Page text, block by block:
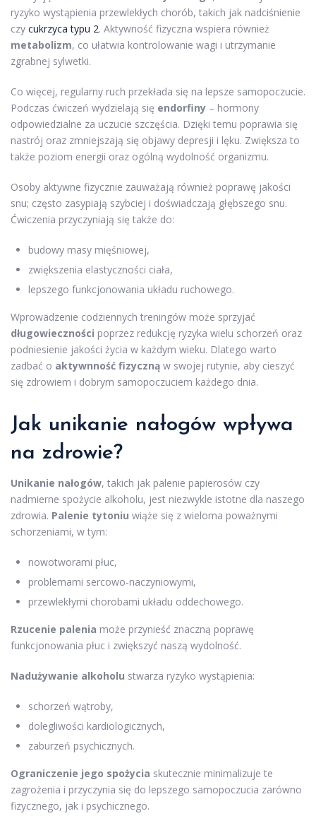
ryzyko wystąpienia przewlekłych chorób, takich jak nadciśnienie
czy cukrzyca typu 2. Aktywność fizyczna wspiera również
metabolizm, co ułatwia kontrolowanie wagi i utrzymanie
zgrabnej sylwetki.
Co więcej, regularny ruch przekłada się na lepsze samopoczucie.
Podczas ćwiczeń wydzielają się endorfiny – hormony
odpowiedzialne za uczucie szczęścia. Dzięki temu poprawia się
nastrój oraz zmniejszają się objawy depresji i lęku. Zwiększa to
także poziom energii oraz ogólną wydolność organizmu.
Osoby aktywne fizycznie zauważają również poprawę jakości
snu; często zasypiają szybciej i doświadczają głębszego snu.
Ćwiczenia przyczyniają się także do:
budowy masy mięśniowej,
zwiększenia elastyczności ciała,
lepszego funkcjonowania układu ruchowego.
Wprowadzenie codziennych treningów może sprzyjać
długowieczności poprzez redukcję ryzyka wielu schorzeń oraz
podniesienie jakości życia w każdym wieku. Dlatego warto
zadbać o aktywnność fizyczną w swojej rutynie, aby cieszyć
się zdrowiem i dobrym samopoczuciem każdego dnia.
Jak unikanie nałogów wpływa
na zdrowie?
Unikanie nałogów, takich jak palenie papierosów czy
nadmierne spożycie alkoholu, jest niezwykle istotne dla naszego
zdrowia. Palenie tytoniu wiąże się z wieloma poważnymi
schorzeniami, w tym:
nowotworami płuc,
problemami sercowo-naczyniowymi,
przewlekłymi chorobami układu oddechowego.
Rzucenie palenia może przynieść znaczną poprawę
funkcjonowania płuc i zwiększyć naszą wydolność.
Nadużywanie alkoholu stwarza ryzyko wystąpienia:
schorzeń wątroby,
dolegliwości kardiologicznych,
zaburzeń psychicznych.
Ograniczenie jego spożycia skutecznie minimalizuje te
zagrożenia i przyczynia się do lepszego samopoczucia zarówno
fizycznego, jak i psychicznego.